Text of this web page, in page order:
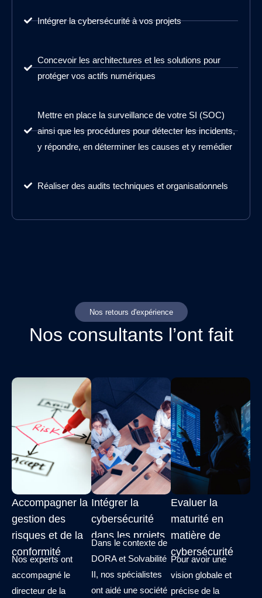
Intégrer la cybersécurité à vos projets
Concevoir les architectures et les solutions pour
protéger vos actifs numériques
Mettre en place la surveillance de votre SI (SOC)
ainsi que les procédures pour détecter les incidents,
y répondre, en déterminer les causes et y remédier
Réaliser des audits techniques et organisationnels
Nos retours d'expérience
Nos consultants l’ont fait
Accompagner la
gestion des
risques et de la
conformité
Nos experts ont
accompagné le
directeur de la
Intégrer la
cybersécurité
dans les projets
Dans le contexte de
DORA et Solvabilité
II, nos spécialistes
ont aidé une société
Evaluer la
maturité en
matière de
cybersécurité
Pour avoir une
vision globale et
précise de la